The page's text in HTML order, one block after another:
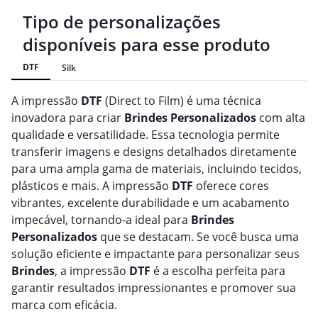
Tipo de personalizações
disponíveis para esse produto
DTF Silk
A impressão DTF (Direct to Film) é uma técnica
inovadora para criar Brindes Personalizados com alta
qualidade e versatilidade. Essa tecnologia permite
transferir imagens e designs detalhados diretamente
para uma ampla gama de materiais, incluindo tecidos,
plásticos e mais. A impressão DTF oferece cores
vibrantes, excelente durabilidade e um acabamento
impecável, tornando-a ideal para Brindes
Personalizados que se destacam. Se você busca uma
solução eficiente e impactante para personalizar seus
Brindes, a impressão DTF é a escolha perfeita para
garantir resultados impressionantes e promover sua
marca com eficácia.